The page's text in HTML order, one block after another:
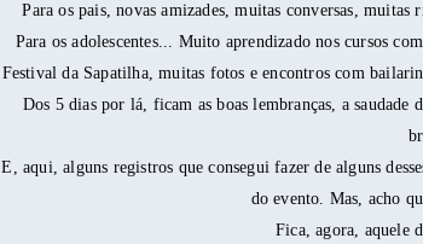
Para os pais, novas amizades, muitas conversas,
Para os adolescentes... Muito aprendizado nos cursos
Festival da Sapatilha, muitas fotos e encontros com
Dos 5 dias por lá, ficam as boas lembranças, a saudade
E, aqui, alguns registros que consegui fazer de alguns
do evento. Mas, acho
Fica, agora, aquele